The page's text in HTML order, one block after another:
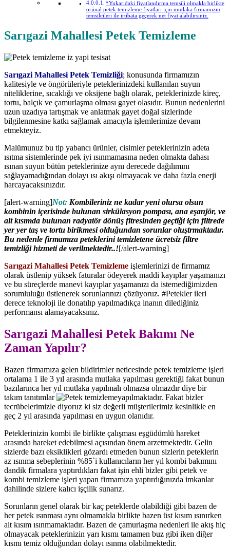
*Yukarıdaki fiyatlandırma temsili olmakla birlikte
orjinal petek temizleme fiyatları için mutlaka firmamızın
temsilcileri ile irtibata geçerek net fiyat alabilirsiniz.
Sarıgazi Mahallesi Petek Temizleme
Sarıgazi Mahallesi Petek Temizliği; konusunda firmamızın
kalitesiyle ve öngörüleriyle peteklerinizdeki kullanılan suyun
niteliklerine, sıcaklığı ve oksijene bağlı olarak, peteklerinizde kireç,
tortu, balçık ve çamurlaşma olması gayet olasıdır. Bunun nedenlerini
uzun uzadıya tartışmak ve anlatmak gayet doğal sizlerinde
bilgilenmesine katkı sağlamak amacıyla işlemlerimize devam
etmekteyiz.
Malümunuz bu tip yabancı ürünler, cisimler peteklerinizin adeta
ısıtma sistemlerinde pek iyi ısınmamasına neden olmakta dahası
ısınan suyun bütün peteklerinize aynı derecede dağılımını
sağlayamadığından dolayı ısı akışı olmayacak ve daha fazla enerji
harcayacaksınızdır.
[alert-warning]Not: Kombileriniz ne kadar yeni olursa olsun
kombinin içerisinde bulunan sirkülasyon pompası, ana eşanjör, ve
alt kısımda bulunan radyatör dönüş fitresinden geçtiği için filtrede
yer yer taş ve tortu birikmesi olduğundan sorunlar oluştrmaktadır.
Bu nedenle firmamıza peteklerini temizletene ücretsiz filtre
temizliği hizmeti de verilmektedir..![/alert-warning]
Sarıgazi Mahallesi Petek Temizleme işlemlerinizi de firmamız
olarak üstlenip yüksek faturalar ödeyerek maddi kayıplar yaşamanızı
ve bu süreçlerde manevi kayıplar yaşamanızı da istemediğimizden
sorumluluğu üstlenerek sorunlarınızı çözüyoruz. #Petekler ileri
derece teknoloji ile donatılıp yapılmadıkça inanın dilediğiniz
performansı alamayacaksınız.
Sarıgazi Mahallesi Petek Bakımı Ne
Zaman Yapılır?
Bazen firmamıza gelen bildirimler neticesinde petek temizleme işleri
ortalama 1 ile 3 yıl arasında mutlaka yapılması gerektiği fakat bunun
bazılarınca her yıl mutlaka yapılmalı olmazsa olmazdır diye bir
takım tanıtımlar
yapılmaktadır. Fakat bizler
tecrübelerimizle diyoruz ki siz değerli müşterilerimiz kesinlikle en
geç 2 yıl arasında yapılması en uygun olanıdır.
Peteklerinizin kombi ile birlikte çalışması eşgüdümlü hareket
arasında hareket edebilmesi açısından önem arzetmektedir. Gelin
sizlerde bazı eksiklikleri gözardı etmeden bunun sizlerin peteklerin
az ısınma sebeplerinin %85`i kullanıcıların her yıl kombi bakımını
dandik firmalara yaptırdıkları fakat işin ehli bizler gibi petek ve
kombi temizleme işleri yapan firmamıza yaptırdığınızda imkanlar
dahilinde sizlere kalıcı işçilik sunarız.
Sorunların genel olarak bir kaç peteklerde olabildiği gibi bazen de
her petek ısınması aynı olmamakla birlikte bazen üst kısım ısınırken
alt kısım ısınmamaktadır. Bazen de çamurlaşma nedenleri ile akış hiç
olmayacak peteklerinizin yarı kısmı tamamen buz gibi iken diğer
kısmı temiz olduğundan dolayı ısınma olabilmektedir.